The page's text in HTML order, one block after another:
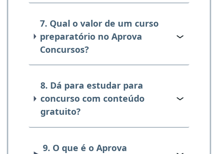
7. Qual o valor de um curso
preparatório no Aprova
Concursos?
8. Dá para estudar para
concurso com conteúdo
gratuito?
9. O que é o Aprova